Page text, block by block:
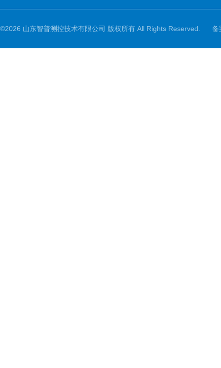
©2026 山东智普测控技术有限公司 版权所有 All Rights Reserved. 备